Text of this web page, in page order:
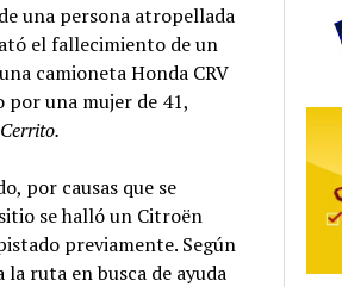
una persona atropellada
el fallecimiento de un
camioneta Honda CRV
por una mujer de 41,
por causas que se
se halló un Citroën
previamente. Según
ruta en busca de ayuda